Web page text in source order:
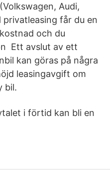
Audi,
privatleasing får du en
och du
Ett avslut av ett
kan göras på några
leasingavgift om
bil.
i förtid kan bli en